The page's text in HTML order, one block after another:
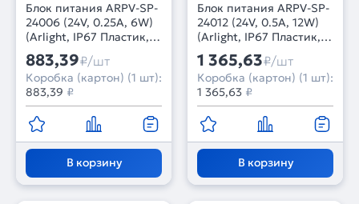
Блок питания ARPV-SP-
24006 (24V, 0.25A, 6W)
(Arlight, IP67 Пластик, 5
лет)
883,39₽/шт
Коробка (картон) (1 шт):
883,39 ₽
В корзину
Блок питания ARPV-SP-
24012 (24V, 0.5A, 12W)
(Arlight, IP67 Пластик, 5
лет)
1 365,63₽/шт
Коробка (картон) (1 шт):
1 365,63 ₽
В корзину